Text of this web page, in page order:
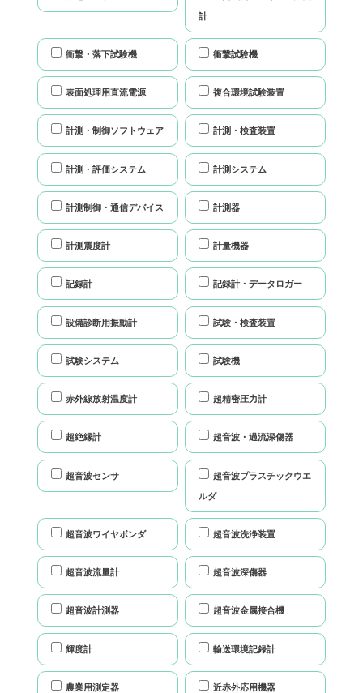
計
衝撃・落下試験機 衝撃試験機
表面処理用直流電源 複合環境試験装置
計測・制御ソフトウェア 計測・検査装置
計測・評価システム 計測システム
計測制御・通信デバイス 計測器
計測震度計 計量機器
記録計 記録計・データロガー
設備診断用振動計 試験・検査装置
試験システム 試験機
赤外線放射温度計 超精密圧力計
超絶縁計 超音波・過流深傷器
超音波センサ 超音波プラスチックウエ
ルダ
超音波ワイヤボンダ 超音波洗浄装置
超音波流量計 超音波深傷器
超音波計測器 超音波金属接合機
輝度計 輸送環境記録計
農業用測定器 近赤外応用機器